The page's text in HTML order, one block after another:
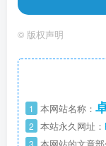
© 版权声明
1 本网站名称：
2 本站永久网址：
3